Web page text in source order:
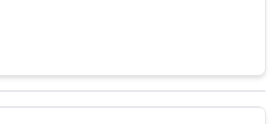
синтетических каучуков и
перегонки,°C не ниже 63 * температура,
не более 0,06 * Массовая доля
Содержание механических примесей и